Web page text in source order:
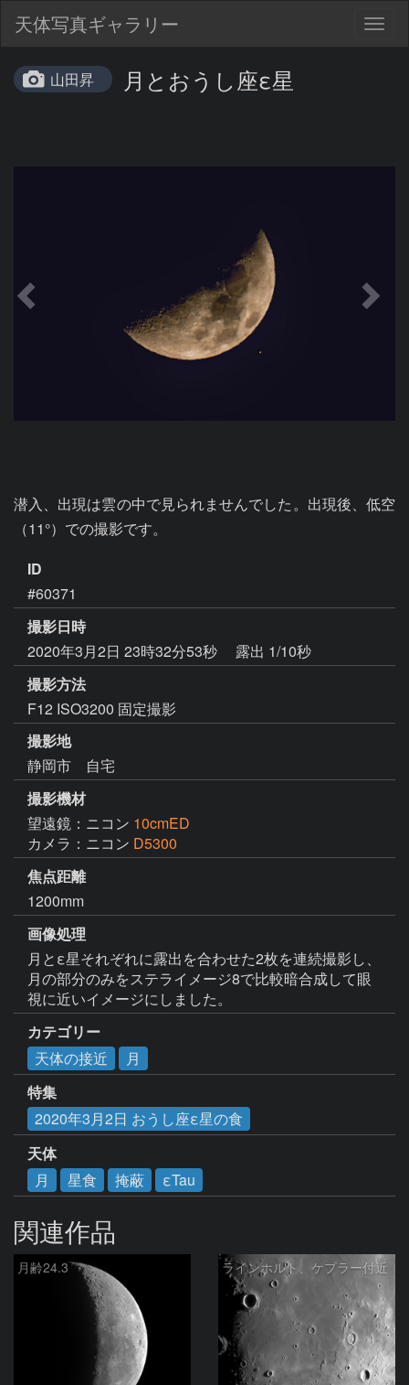
天体写真ギャラリー
山田昇 月とおうし座ε星
潜入、出現は雲の中で見られませんでした。出現後、低空
（11°）での撮影です。
ID
#60371
撮影日時
2020年3月2日 23時32分53秒
露出 1/10秒
撮影方法
F12 ISO3200 固定撮影
撮影地
静岡市 自宅
撮影機材
望遠鏡：ニコン 10cmED
カメラ：ニコン D5300
焦点距離
1200mm
画像処理
月とε星それぞれに露出を合わせた2枚を連続撮影し、
月の部分のみをステライメージ8で比較暗合成して眼
視に近いイメージにしました。
カテゴリー
天体の接近
月
特集
2020年3月2日 おうし座ε星の食
天体
月
星食 掩蔽 εTau
関連作品
月齢24.3 ラインホルト、ケプラー付近